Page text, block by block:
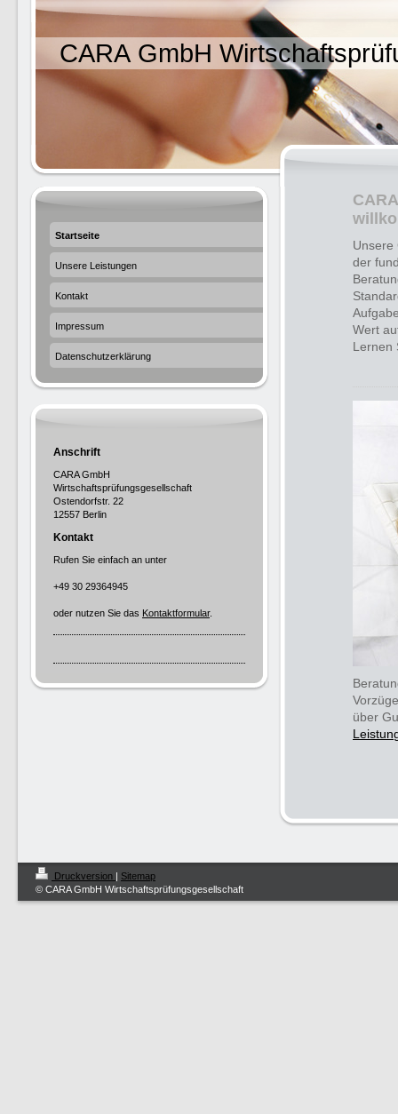
CARA GmbH
Unsere
der
Wert
Lernen
über
Startseite
Unsere Leistungen
Kontakt
Impressum
Datenschutzerklärung
Anschrift
CARA GmbH
Wirtschaftsprüfungsgesellschaft
Ostendorfstr. 22
12557 Berlin
Kontakt
Rufen Sie einfach an unter
+49 30 29364945
oder nutzen Sie das Kontaktformular.
Druckversion | Sitemap
© CARA GmbH Wirtschaftsprüfungsgesellschaft